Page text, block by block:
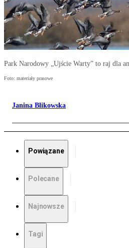
Park Narodowy „Ujście Warty” to raj dla
Foto: materiały prasowe
Janina Blikowska
Powiązane
Polecane
Najnowsze
Tagi